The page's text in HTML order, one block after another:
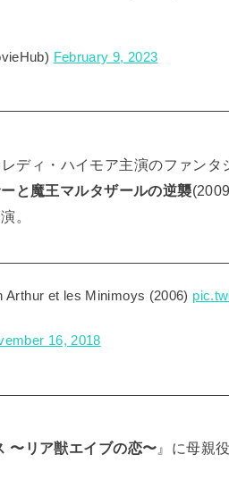
February 9, 2023
ディ・ハイモア主演のファンタ
と魔王マルタザールの逆襲
。
Arthur et les Minimoys (2006)
16, 2018
〜リア獣エイブの恋〜 』に母親